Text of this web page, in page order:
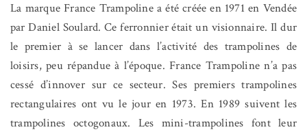
La marque France Trampoline a été créée en 1971 en Vendée
par Daniel Soulard. Ce ferronnier était un visionnaire. Il dur
le premier à se lancer dans l’activité des trampolines de
loisirs, peu répandue à l’époque. France Trampoline n’a pas
cessé d’innover sur ce secteur. Ses premiers trampolines
rectangulaires ont vu le jour en 1973. En 1989 suivent les
trampolines octogonaux. Les mini-trampolines font leur